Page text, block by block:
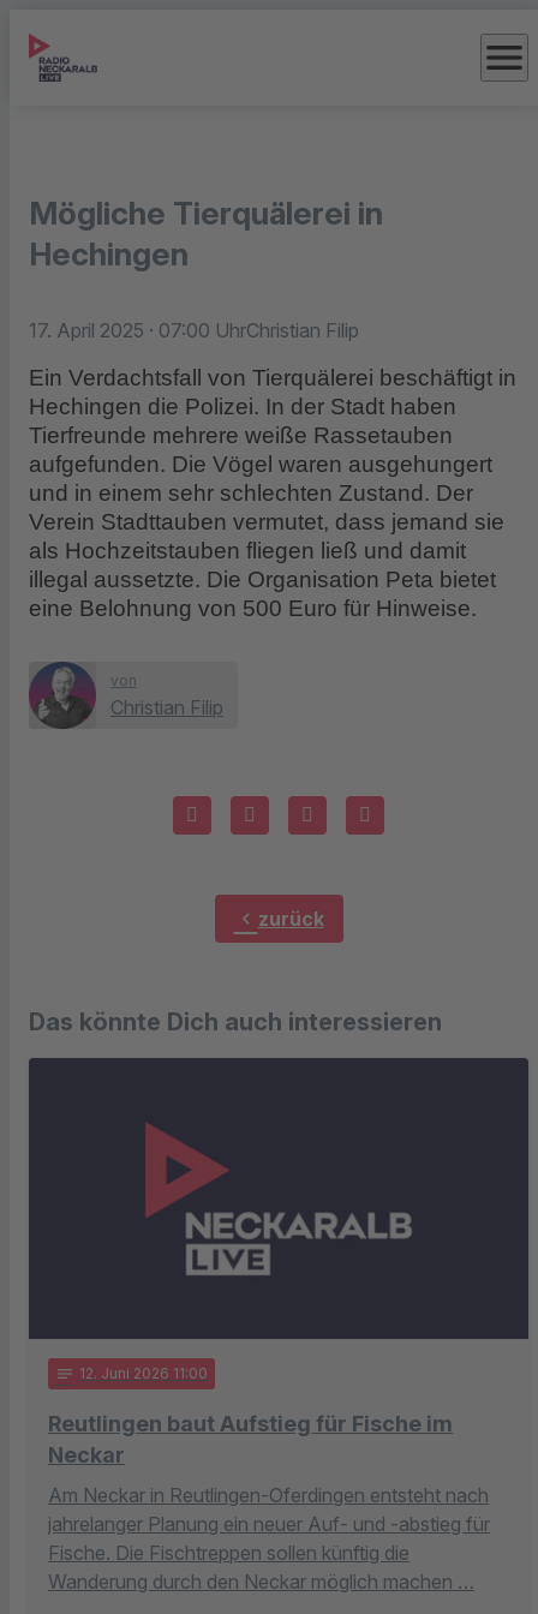
menu
Mögliche Tierquälerei in
Hechingen
17. April 2025 · 07:00 UhrChristian Filip
Ein Verdachtsfall von Tierquälerei beschäftigt in
Hechingen die Polizei. In der Stadt haben
Tierfreunde mehrere weiße Rassetauben
aufgefunden. Die Vögel waren ausgehungert
und in einem sehr schlechten Zustand. Der
Verein Stadttauben vermutet, dass jemand sie
als Hochzeitstauben fliegen ließ und damit
illegal aussetzte. Die Organisation Peta bietet
eine Belohnung von 500 Euro für Hinweise.
von
Christian Filip
chevron_left zurück
Das könnte Dich auch interessieren
notes 12. Juni 2026 11:00
Reutlingen baut Aufstieg für Fische im
Neckar
Am Neckar in Reutlingen-Oferdingen entsteht nach
jahrelanger Planung ein neuer Auf- und -abstieg für
Fische. Die Fischtreppen sollen künftig die
Wanderung durch den Neckar möglich machen …